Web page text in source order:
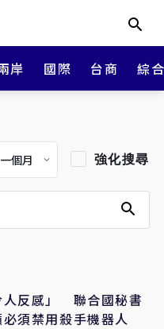
岸 國際 台商 綜
強化搜尋
人反感」 聯合國秘書
須禁用殺手機器人